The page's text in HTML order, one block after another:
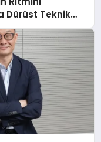
Dürüst Teknik